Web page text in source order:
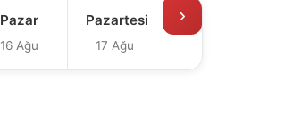
Pazar
16 Ağu
Pazartesi
17 Ağu
›